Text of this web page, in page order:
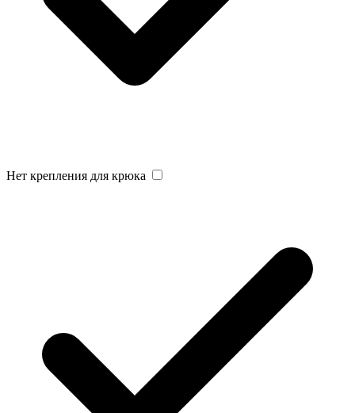
Нет крепления для крюка